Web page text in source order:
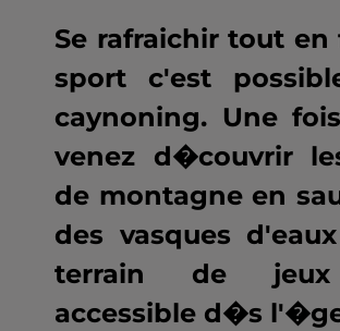
Se rafraichir tout en
sport c'est
caynoning. Une
venez d�couvrir
de montagne en
des vasques
terrain de jeux
accessible d�s